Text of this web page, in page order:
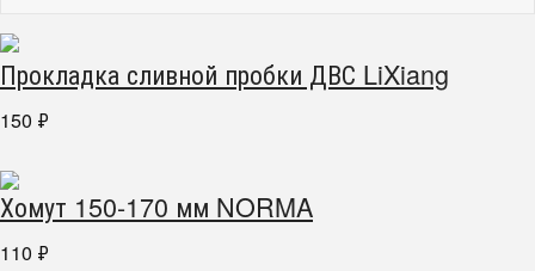
Прокладка сливной пробки ДВС LiXiang
150 ₽
Хомут 150-170 мм NORMA
110 ₽